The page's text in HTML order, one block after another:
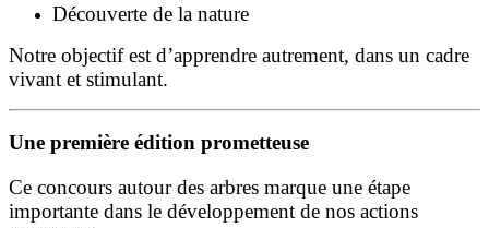
Découverte de la nature
Notre objectif est d’apprendre autrement, dans un cadre
vivant et stimulant.
Une première édition prometteuse
Ce concours autour des arbres marque une étape
importante dans le développement de nos actions